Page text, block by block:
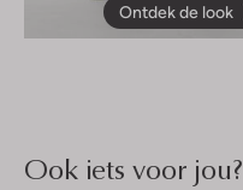
Ontdek de look
Ook iets voor jou?